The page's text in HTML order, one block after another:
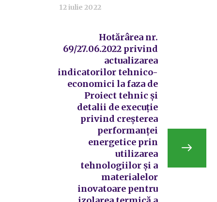
12 iulie 2022
Hotărârea nr.
69/27.06.2022 privind
actualizarea
indicatorilor tehnico-
economici la faza de
Proiect tehnic și
detalii de execuție
privind creșterea
performanței
energetice prin
utilizarea
tehnologiilor și a
materialelor
inovatoare pentru